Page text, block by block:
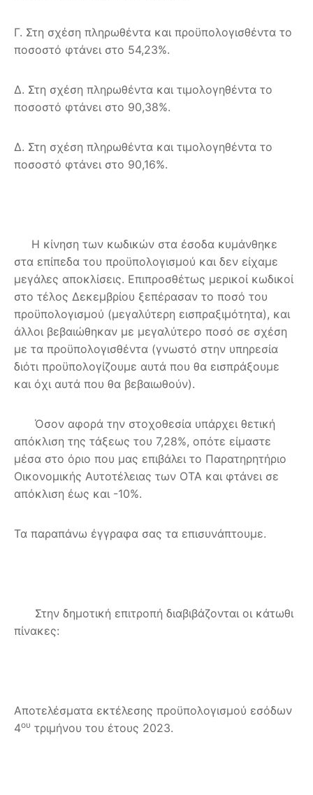
Γ. Στη σχέση πληρωθέντα και προϋπολογισθέντα το
ποσοστό φτάνει στο 54,23%.
Δ. Στη σχέση πληρωθέντα και τιμολογηθέντα το
ποσοστό φτάνει στο 90,38%.
Δ. Στη σχέση πληρωθέντα και τιμολογηθέντα το
ποσοστό φτάνει στο 90,16%.
Η κίνηση των κωδικών στα έσοδα κυμάνθηκε
στα επίπεδα του προϋπολογισμού και δεν είχαμε
μεγάλες αποκλίσεις. Επιπροσθέτως μερικοί κωδικοί
στο τέλος Δεκεμβρίου ξεπέρασαν το ποσό του
προϋπολογισμού (μεγαλύτερη εισπραξιμότητα), και
άλλοι βεβαιώθηκαν με μεγαλύτερο ποσό σε σχέση
με τα προϋπολογισθέντα (γνωστό στην υπηρεσία
διότι προϋπολογίζουμε αυτά που θα εισπράξουμε
και όχι αυτά που θα βεβαιωθούν).
Όσον αφορά την στοχοθεσία υπάρχει θετική
απόκλιση της τάξεως του 7,28%, οπότε είμαστε
μέσα στο όριο που μας επιβάλει το Παρατηρητήριο
Οικονομικής Αυτοτέλειας των ΟΤΑ και φτάνει σε
απόκλιση έως και -10%.
Τα παραπάνω έγγραφα σας τα επισυνάπτουμε.
Στην δημοτική επιτροπή διαβιβάζονται οι κάτωθι
πίνακες:
Αποτελέσματα εκτέλεσης προϋπολογισμού εσόδων
4ου τριμήνου του έτους 2023.